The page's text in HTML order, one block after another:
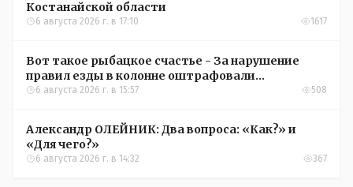
Костанайской области
6 августа 2026 г. в 17:10 1617
Вот такое рыбацкое счастье - За нарушение
правил езды в колонне оштрафовали
участников соревнований в Аркалыке
6 августа 2026 г. в 15:57 508
Александр ОЛЕЙНИК: Два вопроса: «Как?» и
«Для чего?»
6 августа 2026 г. в 14:32 367